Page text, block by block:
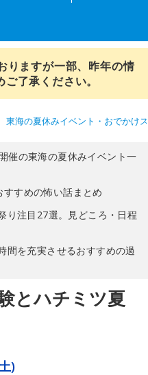
りますが一部、昨年の情
了承ください。
東海の夏休みイベント・おでかけ
催の東海の夏休みイベント一
すすめの怖い話まとめ
り注目27選。見どころ・日程
間を充実させるおすすめの過
とハチミツ夏
)